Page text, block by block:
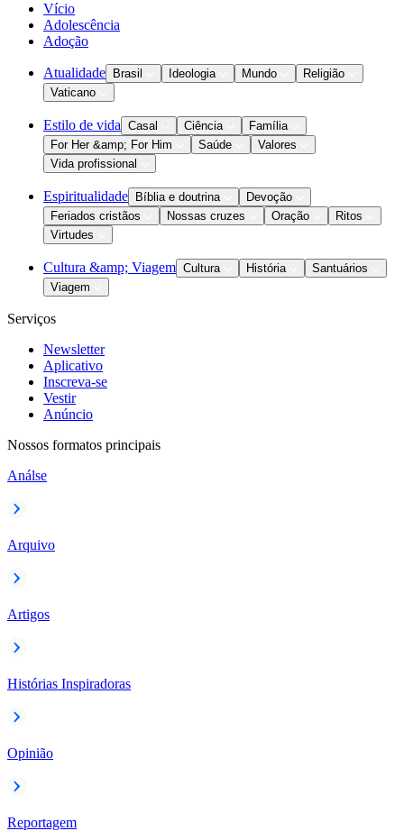
Vício
Adolescência
Adoção
Atualidade Brasil Ideologia Mundo
Religião
Vaticano
Estilo de vida Casal Ciência
Família
For Her &amp; For Him
Saúde
Valores
Vida profissional
Espiritualidade Bíblia e doutrina
Devoção
Feriados cristãos
Nossas cruzes Oração
Ritos
Virtudes
Cultura &amp; Viagem Cultura História
Santuários
Viagem
Serviços
Newsletter
Aplicativo
Inscreva-se
Vestir
Anúncio
Nossos formatos principais
Análse
Arquivo
Artigos
Histórias Inspiradoras
Opinião
Reportagem